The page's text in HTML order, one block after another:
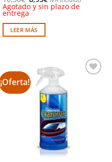
precio
original
era:
10,50€.
precio
actual
Agotado y sin plazo de
entrega
LEER MÁS
¡Oferta!